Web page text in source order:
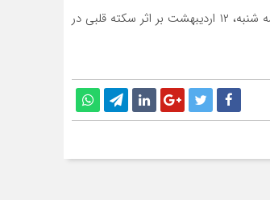
به گزارش ایسنا، حسام محمودی، بازیگر سینما و تلویزیون زاده ۱ فروردین ۱۳۶۵ ، سه شنبه، ۱۲ اردیبهشت بر اثر سکته قلبی در